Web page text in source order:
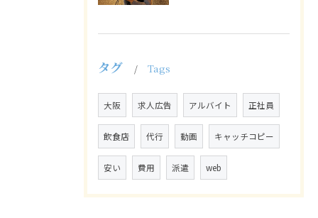
タグ Tags
大阪 求人広告 アルバイト 正社員
飲食店 代行 動画 キャッチコピー
安い 費用 派遣 web